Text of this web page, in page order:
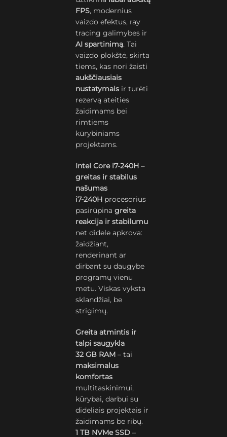
FPS, modernius
vaizdo efektus, ray
tracing galimybes ir
AI spartinimą. Tai
vaizdo plokštė, skirta
tiems, kas nori žaisti
aukščiausiais
nustatymais ir turėti
rezervą ateities
žaidimams bei
rimtiems
kūrybiniams
projektams.
Intel Core i7-240H –
greitas ir stabilus
našumas
i7-240H procesorius
pasirūpinagreita
reakcija ir stabilumu
net didele apkrova:
žaidžiant,
renderinant ar
dirbant su daugybe
programų vienu
metu. Viskas vyksta
sklandžiai, be
strigimų.
Greita atmintis ir
talpi saugykla
32 GB RAM – tai
maksimalus
komfortas
multitaskinimui,
kūrybai, darbui su
dideliais projektais ir
žaidimams be ribų.
1 TB NVMe SSD –